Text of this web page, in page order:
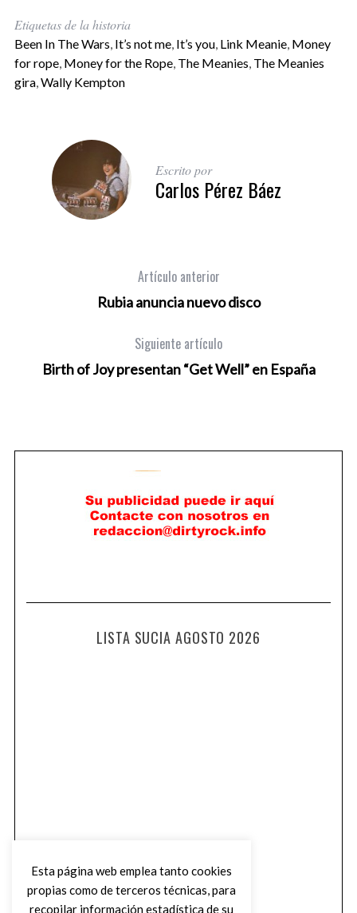
Etiquetas de la historia
Been In The Wars, It’s not me, It’s you, Link Meanie, Money
for rope, Money for the Rope, The Meanies, The Meanies
gira,Wally Kempton
Escrito por
Carlos Pérez Báez
Artículo anterior
Rubia anuncia nuevo disco
Siguiente artículo
Birth of Joy presentan “Get Well” en España
LISTA SUCIA AGOSTO 2026
Esta página web emplea tanto cookies
propias como de terceros técnicas, para
recopilar información estadística de su